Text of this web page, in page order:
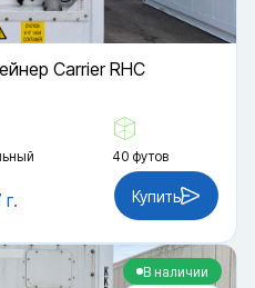
Carrier RHC
40 футов
Купить
В наличии